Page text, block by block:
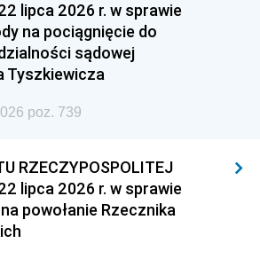
lipca 2026 r. w sprawie
na pociągnięcie do
sądowej
Tyszkiewicza
poz. 739
RZECZYPOSPOLITEJ
lipca 2026 r. w sprawie
powołanie Rzecznika